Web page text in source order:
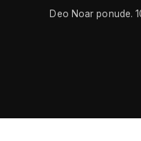
Deo Noar ponude.